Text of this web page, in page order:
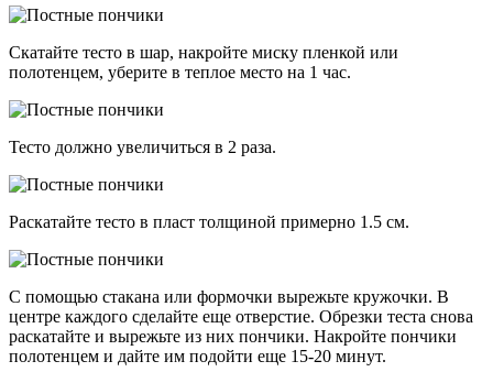
Скатайте тесто в шар, накройте миску пленкой или
полотенцем, уберите в теплое место на 1 час.
Тесто должно увеличиться в 2 раза.
Раскатайте тесто в пласт толщиной примерно 1.5 см.
С помощью стакана или формочки вырежьте кружочки. В
центре каждого сделайте еще отверстие. Обрезки теста снова
раскатайте и вырежьте из них пончики. Накройте пончики
полотенцем и дайте им подойти еще 15-20 минут.